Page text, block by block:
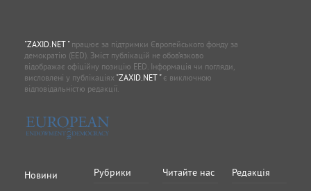
"ZAXID.NET "працює за підтримки Європейського фонду за
демократію (EED). Зміст публікацій не обов’язково
відображає офіційну позицію EED. Інформація чи погляди,
висловлені у публікаціях "ZAXID.NET "є виключною
відповідальністю редакції.
Новини
Рубрики Читайте нас Редакція